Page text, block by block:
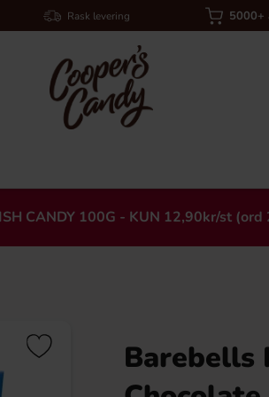
Rask levering 5000+
CANDY 100G - KUN 12,90kr/st (ord
Heading
Barebells